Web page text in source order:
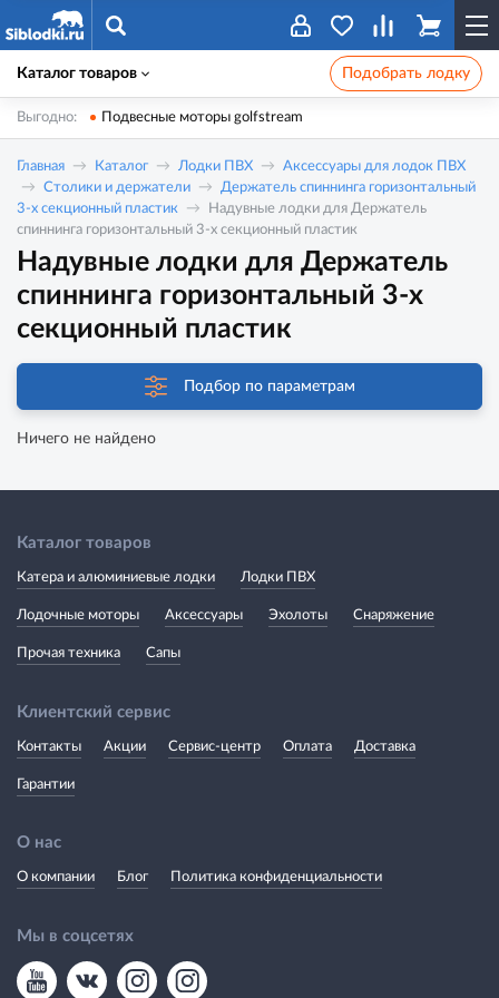
Каталог товаров Подобрать лодку
Выгодно: Подвесные моторы golfstream
Главная Каталог Лодки ПВХ
Аксессуары для лодок ПВХ
Столики и держатели
Держатель спиннинга горизонтальный
3-х секционный пластик
Надувные лодки для Держатель
спиннинга горизонтальный 3-х секционный пластик
Надувные лодки для Держатель
спиннинга горизонтальный 3-х
секционный пластик
Подбор по параметрам
Ничего не найдено
Каталог товаров
Катера и алюминиевые лодки Лодки ПВХ
Лодочные моторы Аксессуары Эхолоты Снаряжение
Прочая техника Сапы
Клиентский сервис
Контакты Акции Сервис-центр Оплата Доставка
Гарантии
О нас
О компании Блог Политика конфиденциальности
Мы в соцсетях